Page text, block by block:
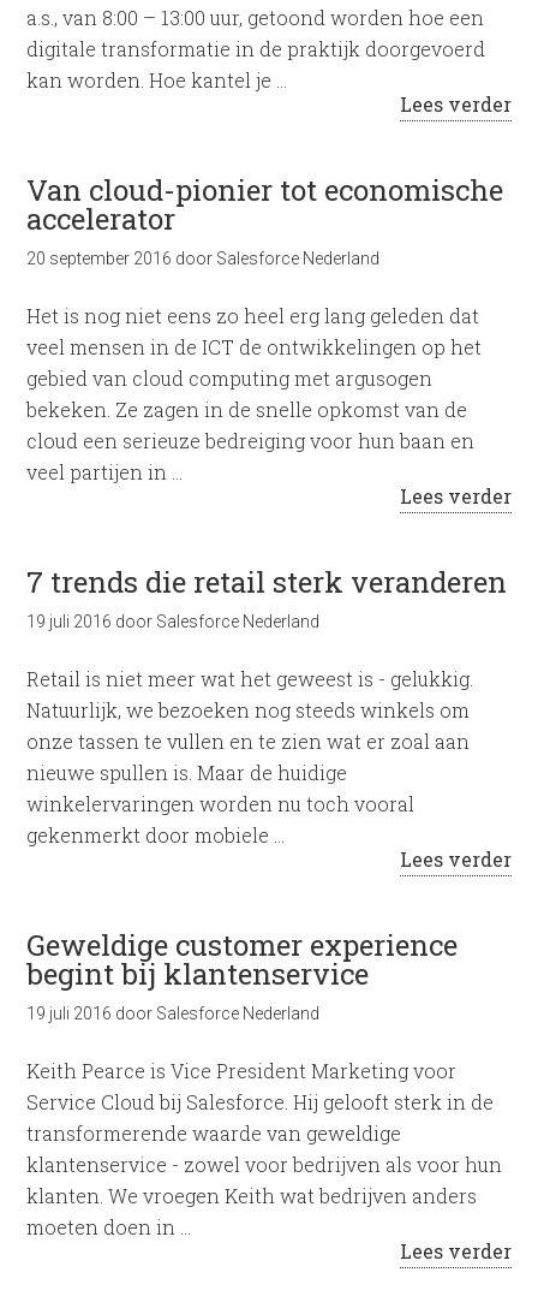
a.s., van 8:00 – 13:00 uur, getoond worden hoe een
digitale transformatie in de praktijk doorgevoerd
kan worden. Hoe kantel je …
Lees verder
Van cloud-pionier tot economische
accelerator
20 september 2016 door Salesforce Nederland
Het is nog niet eens zo heel erg lang geleden dat
veel mensen in de ICT de ontwikkelingen op het
gebied van cloud computing met argusogen
bekeken. Ze zagen in de snelle opkomst van de
cloud een serieuze bedreiging voor hun baan en
veel partijen in …
Lees verder
7 trends die retail sterk veranderen
19 juli 2016 door Salesforce Nederland
Retail is niet meer wat het geweest is - gelukkig.
Natuurlijk, we bezoeken nog steeds winkels om
onze tassen te vullen en te zien wat er zoal aan
nieuwe spullen is. Maar de huidige
winkelervaringen worden nu toch vooral
gekenmerkt door mobiele …
Lees verder
Geweldige customer experience
begint bij klantenservice
19 juli 2016 door Salesforce Nederland
Keith Pearce is Vice President Marketing voor
Service Cloud bij Salesforce. Hij gelooft sterk in de
transformerende waarde van geweldige
klantenservice - zowel voor bedrijven als voor hun
klanten. We vroegen Keith wat bedrijven anders
moeten doen in …
Lees verder